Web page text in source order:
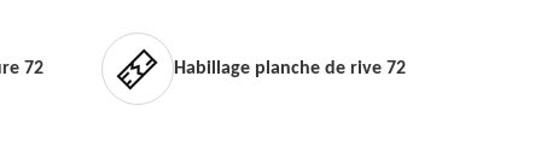
72 Habillage planche de rive 72